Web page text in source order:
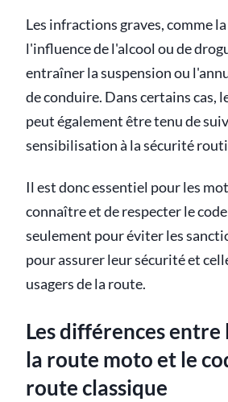
Les infractions graves, comme
l'influence de l'alcool ou de
entraîner la suspension ou
de conduire. Dans certains cas,
peut également être tenu de
sensibilisation à la sécurité
Il est donc essentiel pour les
connaître et de respecter le
seulement pour éviter les
pour assurer leur sécurité et
usagers de la route.
Les différences entre
la route moto et le
route classique